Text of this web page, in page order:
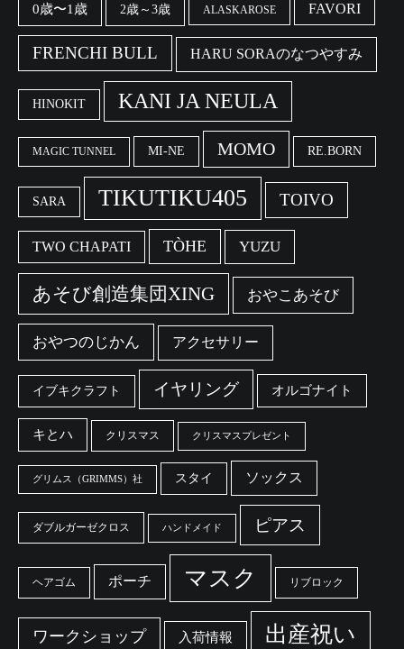
0歳〜1歳 2歳～3歳 ALASKAROSE FAVORI
FRENCHI BULL HARU SORAのなつやすみ
HINOKIT KANI JA NEULA
MAGIC TUNNEL MI-NE MOMO RE.BORN
SARA TIKUTIKU405 TOIVO
TWO CHAPATI TÒHE YUZU
あそび創造集団XING おやこあそび
おやつのじかん アクセサリー
イブキクラフト イヤリング オルゴナイト
キとハ クリスマス クリスマスプレゼント
グリムス（GRIMMS）社 スタイ ソックス
ダブルガーゼクロス ハンドメイド ピアス
ヘアゴム ポーチ マスク リブロック
ワークショップ 入荷情報 出産祝い